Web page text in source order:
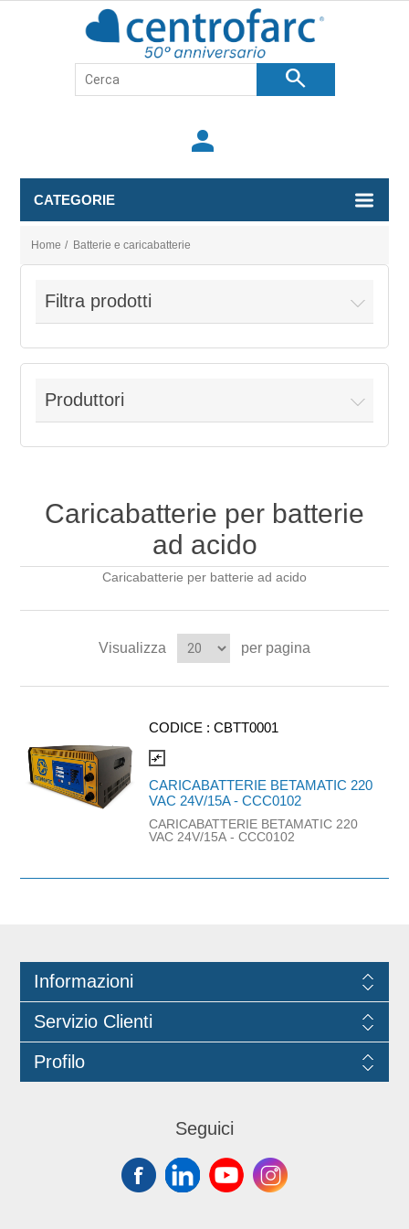
search
person
CATEGORIE
Home / Batterie e caricabatterie
Filtra prodotti
Produttori
Caricabatterie per batterie
ad acido
Caricabatterie per batterie ad acido
Visualizza per pagina
CODICE :CBTT0001
compare_arrows
CARICABATTERIE BETAMATIC 220
VAC 24V/15A - CCC0102
CARICABATTERIE BETAMATIC 220
VAC 24V/15A - CCC0102
Informazioni
Servizio Clienti
Profilo
Seguici